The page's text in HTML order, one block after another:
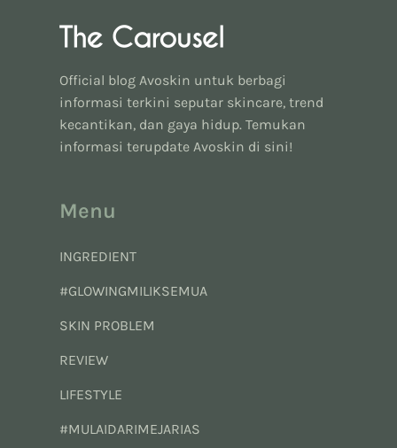
Official blog Avoskin untuk berbagi
informasi terkini seputar skincare, trend
kecantikan, dan gaya hidup. Temukan
informasi terupdate Avoskin di sini!
Menu
INGREDIENT
#GLOWINGMILIKSEMUA
SKIN PROBLEM
REVIEW
LIFESTYLE
#MULAIDARIMEJARIAS